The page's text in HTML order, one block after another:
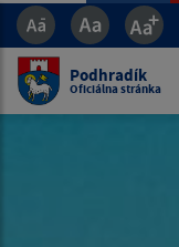
Podhradík
Oficiálna stránka